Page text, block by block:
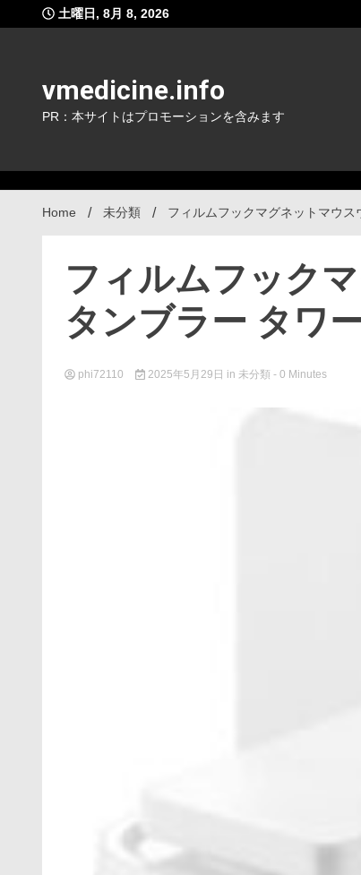
to
土曜日, 8月 8, 2026
vmedicine.info
PR：本サイトはプロモーションを含みます
Home 未分類 フィルムフックマグネットマウ
フィルムフック
タンブラー タワ
phi72110 2025年5月29日 in 未分類 - 0 Minutes